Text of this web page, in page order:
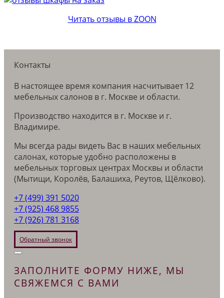
Читать отзывы в ZOON
Контакты
В настоящее время компания насчитывает 12
мебельных салонов в г. Москве и области.
Производство находится в г. Москве и г.
Владимире.
Мы всегда рады видеть Вас в наших мебельных
салонах, которые удобно расположены в
мебельных торговых центрах Москвы и области
(Мытищи, Королёв, Балашиха, Реутов, Щёлково).
+7 (499) 391 5020
+7 (925) 468 9855
+7 (926) 781 3168
Обратный звонок
ЗАПОЛНИТЕ ФОРМУ НИЖЕ, МЫ
СВЯЖЕМСЯ С ВАМИ